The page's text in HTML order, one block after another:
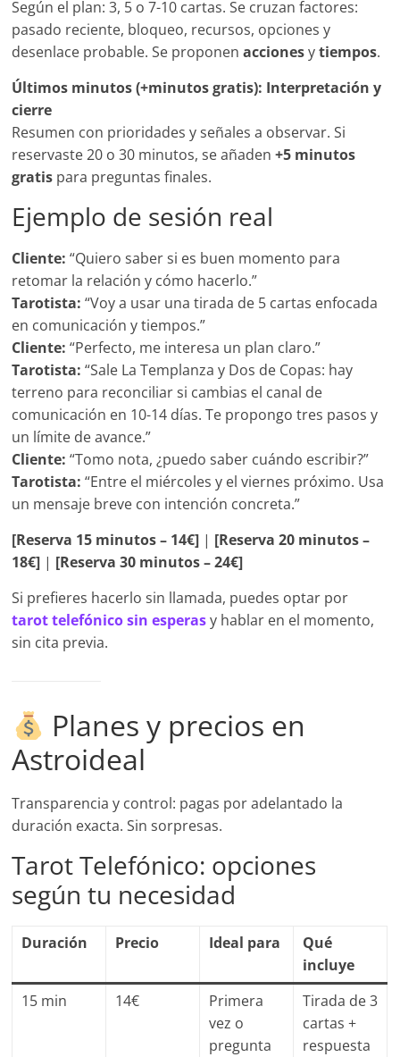
Según el plan: 3, 5 o 7-10 cartas. Se cruzan factores:
pasado reciente, bloqueo, recursos, opciones y
desenlace probable. Se proponenaccionesytiempos.
Últimos minutos (+minutos gratis): Interpretación y
cierre
Resumen con prioridades y señales a observar. Si
reservaste 20 o 30 minutos, se añaden+5 minutos
gratis para preguntas finales.
Ejemplo de sesión real
Cliente: “Quiero saber si es buen momento para
retomar la relación y cómo hacerlo.”
Tarotista: “Voy a usar una tirada de 5 cartas enfocada
en comunicación y tiempos.”
Cliente: “Perfecto, me interesa un plan claro.”
Tarotista: “Sale La Templanza y Dos de Copas: hay
terreno para reconciliar si cambias el canal de
comunicación en 10-14 días. Te propongo tres pasos y
un límite de avance.”
Cliente: “Tomo nota, ¿puedo saber cuándo escribir?”
Tarotista: “Entre el miércoles y el viernes próximo. Usa
un mensaje breve con intención concreta.”
[Reserva 15 minutos – 14€] | [Reserva 20 minutos –
18€] | [Reserva 30 minutos – 24€]
Si prefieres hacerlo sin llamada, puedes optar por
tarot telefónico sin esperasy hablar en el momento,
sin cita previa.
Planes y precios en
Astroideal
Transparencia y control: pagas por adelantado la
duración exacta. Sin sorpresas.
Tarot Telefónico: opciones
según tu necesidad
Duración Precio Ideal para
Qué
incluye
15 min
14€
Primera
vez o
pregunta
Tirada de 3
cartas +
respuesta